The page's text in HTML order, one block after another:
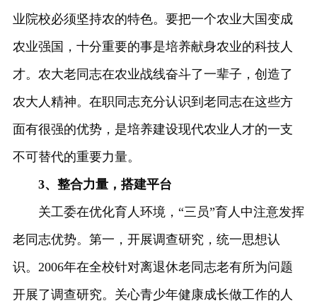
业院校必须坚持农的特色。要把一个农业大国变成
农业强国，十分重要的事是培养献身农业的科技人
才。农大老同志在农业战线奋斗了一辈子，创造了
农大人精神。在职同志充分认识到老同志在这些方
面有很强的优势，是培养建设现代农业人才的一支
不可替代的重要力量。
3、整合力量，搭建平台
关工委在优化育人环境，“三员”育人中注意发挥
老同志优势。第一，开展调查研究，统一思想认
识。2006年在全校针对离退休老同志老有所为问题
开展了调查研究。关心青少年健康成长做工作的人